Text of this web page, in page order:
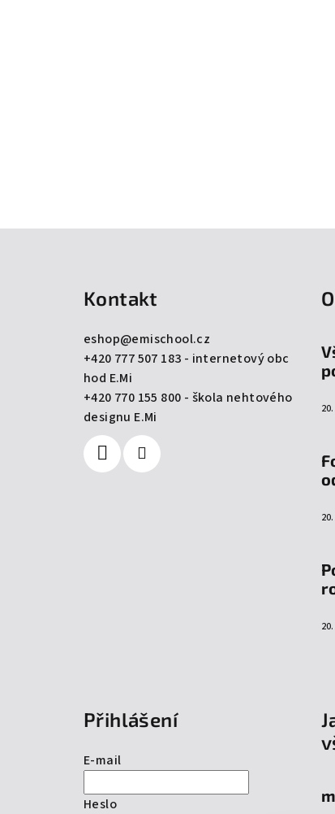
Kontakt
eshop@emischool.cz
+420 777 507 183 - internetový obc
hod E.Mi
+420 770 155 800 - škola nehtového
designu E.Mi
Přihlášení
E-mail
Heslo